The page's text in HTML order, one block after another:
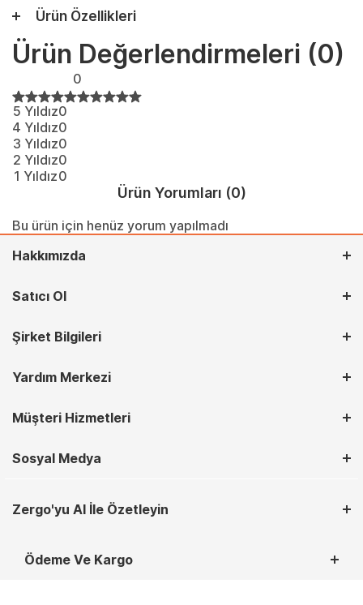
Ürün Özellikleri
Ürün Değerlendirmeleri (0)
0
5 Yıldız0
4 Yıldız0
3 Yıldız0
2 Yıldız0
1 Yıldız0
Ürün Yorumları (0)
Bu ürün için henüz yorum yapılmadı
Hakkımızda
Satıcı Ol
Şirket Bilgileri
Yardım Merkezi
Müşteri Hizmetleri
Sosyal Medya
Zergo'yu AI İle Özetleyin
Ödeme Ve Kargo